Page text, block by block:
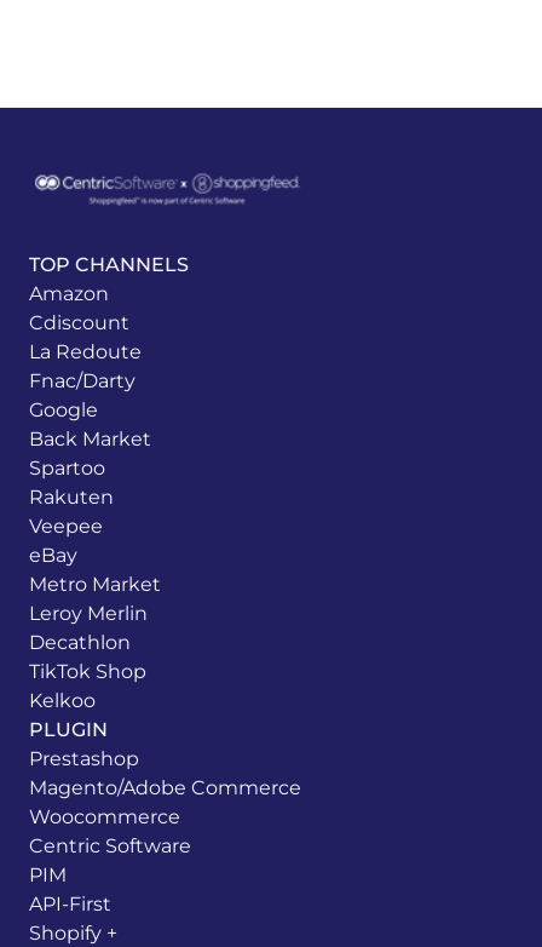
TOP CHANNELS
Amazon
Cdiscount
La Redoute
Fnac/Darty
Google
Back Market
Spartoo
Rakuten
Veepee
eBay
Metro Market
Leroy Merlin
Decathlon
TikTok Shop
Kelkoo
PLUGIN
Prestashop
Magento/Adobe Commerce
Woocommerce
Centric Software
PIM
API-First
Shopify +